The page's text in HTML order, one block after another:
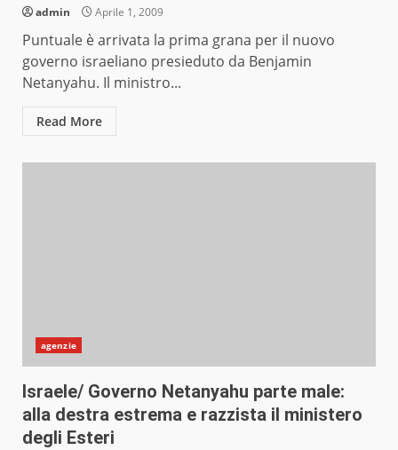
admin Aprile 1, 2009
Puntuale è arrivata la prima grana per il nuovo
governo israeliano presieduto da Benjamin
Netanyahu. Il ministro...
Read More
agenzie
Israele/ Governo Netanyahu parte male:
alla destra estrema e razzista il ministero
degli Esteri